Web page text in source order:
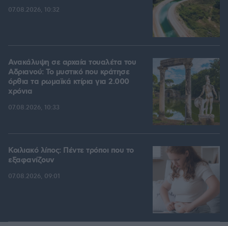
07.08.2026, 10:32
Ανακάλυψη σε αρχαία τουαλέτα του
Αδριανού: Το μυστικό που κράτησε
όρθια τα ρωμαϊκά κτίρια για 2.000
χρόνια
07.08.2026, 10:33
Κοιλιακό λίπος: Πέντε τρόποι που το
εξαφανίζουν
07.08.2026, 09:01